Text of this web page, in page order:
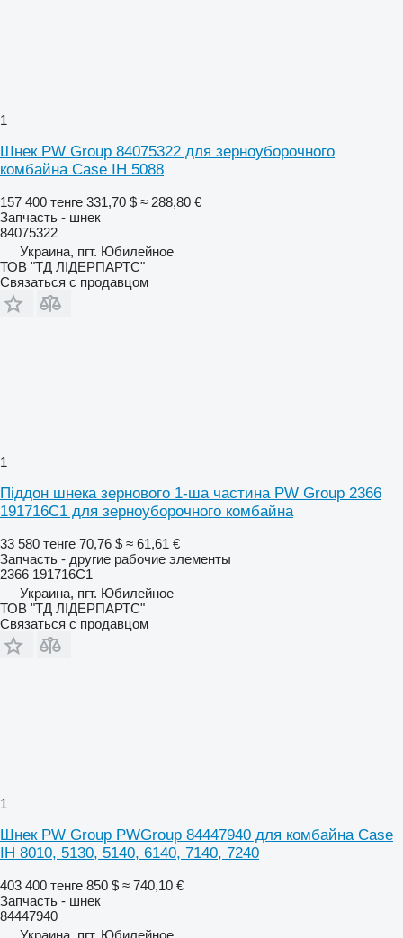
1
Шнек PW Group 84075322 для зерноуборочного
комбайна Case IH 5088
157 400 тенге 331,70 $ ≈ 288,80 €
Запчасть - шнек
84075322
Украина, пгт. Юбилейное
ТОВ "ТД ЛІДЕРПАРТС"
Связаться с продавцом
1
Піддон шнека зернового 1-ша частина PW Group 2366
191716C1 для зерноуборочного комбайна
33 580 тенге 70,76 $ ≈ 61,61 €
Запчасть - другие рабочие элементы
2366 191716C1
Украина, пгт. Юбилейное
ТОВ "ТД ЛІДЕРПАРТС"
Связаться с продавцом
1
Шнек PW Group PWGroup 84447940 для комбайна Case
IH 8010, 5130, 5140, 6140, 7140, 7240
403 400 тенге 850 $ ≈ 740,10 €
Запчасть - шнек
84447940
Украина, пгт. Юбилейное